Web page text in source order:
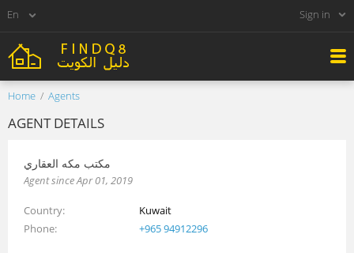
Sign in
Home Agents
AGENT DETAILS
مكتب مكه العقاري
Agent since Apr 01, 2019
Country
Kuwait
Phone
+965 94912296